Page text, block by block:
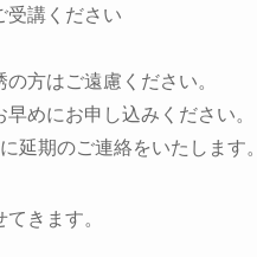
受講ください
方はご遠慮ください。
めにお申し込みください。
延期のご連絡をいたします。
きます。